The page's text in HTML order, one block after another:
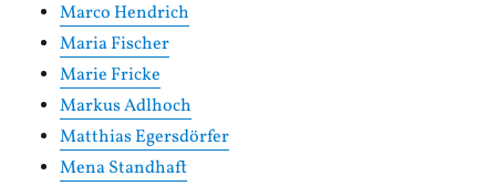
Marco Hendrich
Maria Fischer
Marie Fricke
Markus Adlhoch
Matthias Egersdörfer
Mena Standhaft